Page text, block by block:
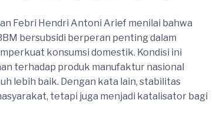
Febri Hendri Antoni Arief menilai bahwa
bersubsidi berperan penting dalam
konsumsi domestik. Kondisi ini
terhadap produk manufaktur nasional
lebih baik. Dengan kata lain, stabilitas
tetapi juga menjadi katalisator bagi